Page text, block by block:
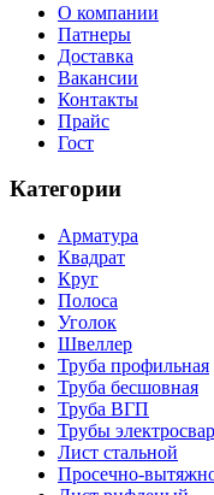
О компании
Патнеры
Доставка
Вакансии
Контакты
Прайс
Гост
Категории
Арматура
Квадрат
Круг
Полоса
Уголок
Швеллер
Труба профильная
Труба бесшовная
Труба ВГП
Трубы
Лист стальной
Просечно-